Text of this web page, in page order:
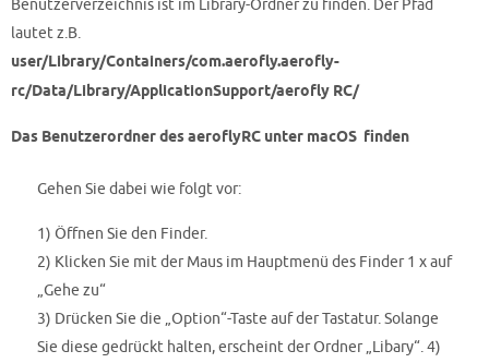
Benutzerverzeichnis ist im Library-Ordner zu finden. Der Pfad
lautet z.B.
user/Library/Containers/com.aerofly.aerofly-
rc/Data/Library/ApplicationSupport/aerofly RC/
Das Benutzerordner des aeroflyRC unter macOS finden
Gehen Sie dabei wie folgt vor:
1) Öffnen Sie den Finder.
2) Klicken Sie mit der Maus im Hauptmenü des Finder 1 x auf
„Gehe zu“
3) Drücken Sie die „Option“-Taste auf der Tastatur. Solange
Sie diese gedrückt halten, erscheint der Ordner „Libary“. 4)